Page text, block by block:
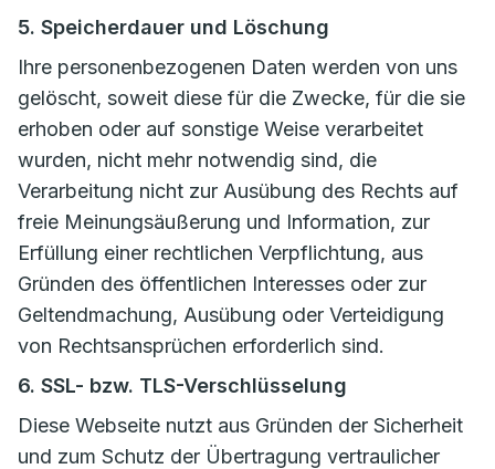
5. Speicherdauer und Löschung
Ihre personenbezogenen Daten werden von uns
gelöscht, soweit diese für die Zwecke, für die sie
erhoben oder auf sonstige Weise verarbeitet
wurden, nicht mehr notwendig sind, die
Verarbeitung nicht zur Ausübung des Rechts auf
freie Meinungsäußerung und Information, zur
Erfüllung einer rechtlichen Verpflichtung, aus
Gründen des öffentlichen Interesses oder zur
Geltendmachung, Ausübung oder Verteidigung
von Rechtsansprüchen erforderlich sind.
6. SSL- bzw. TLS-Verschlüsselung
Diese Webseite nutzt aus Gründen der Sicherheit
und zum Schutz der Übertragung vertraulicher